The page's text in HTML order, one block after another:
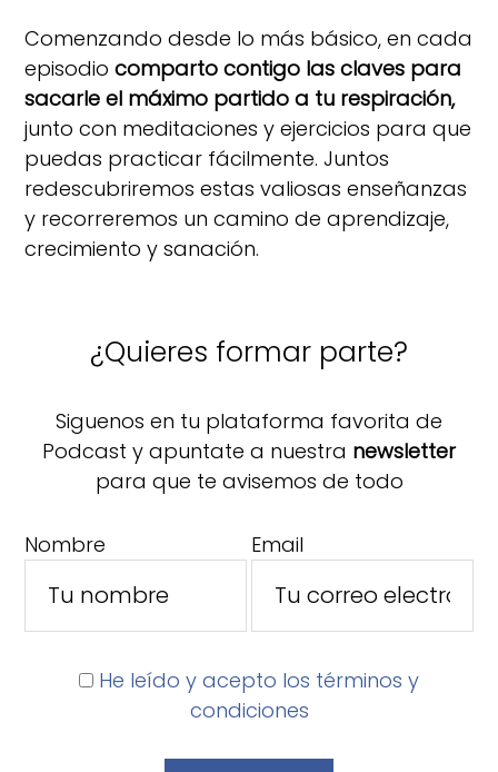
Comenzando desde lo más básico, en cada
episodiocomparto contigo las claves para
sacarle el máximo partido a tu respiración,
junto con meditaciones y ejercicios para que
puedas practicar fácilmente. Juntos
redescubriremos estas valiosas enseñanzas
y recorreremos un camino de aprendizaje,
crecimiento y sanación.
¿Quieres formar parte?
Siguenos en tu plataforma favorita de
Podcast y apuntate a nuestra newsletter
para que te avisemos de todo
Nombre Email
He leído y acepto los términos y
condiciones